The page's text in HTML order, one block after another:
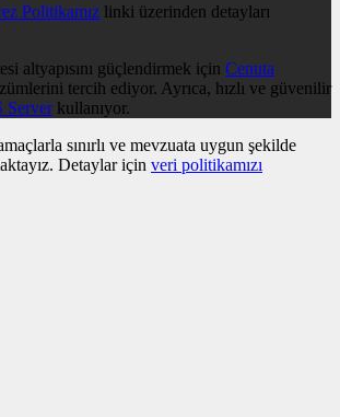
Politikamız linki üzerinden detayları
altyapısını güçlendirmek için Cenuta
tercih ediyor. Ayrıca, hızlı ve güvenilir
Serverkullanıyor.
sınırlı ve mevzuata uygun şekilde
Detaylar için veri politikamızı